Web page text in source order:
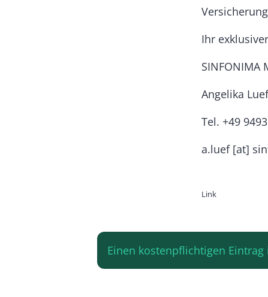
Ihr
SINFONIMA
Angelika Luef
Tel. +49
a.luef[at]
Link
Einen kostenpflichtigen